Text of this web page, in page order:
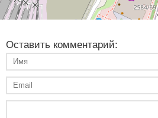
Оставить комментарий: